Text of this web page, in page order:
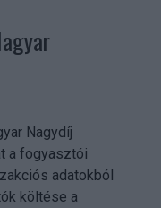
Nagydíj
a fogyasztói
adatokból
költése a